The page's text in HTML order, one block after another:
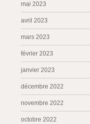
mai 2023
avril 2023
mars 2023
février 2023
janvier 2023
décembre 2022
novembre 2022
octobre 2022